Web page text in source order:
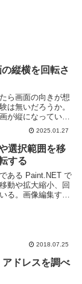
縦横を回転さ
ら画面の向きが想
は無いだろうか。
が縦になっていた
う場合もある。そ
トなどを利用して
のページでは
2025.01.27
選択範囲を移
する
ある Paint.NET で
動や拡大縮小、回
る。画像編集する
2018.07.25
ドレスを調べ